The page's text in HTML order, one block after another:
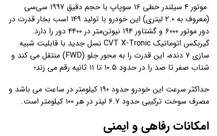
موتور ۴ سیلندر خطی ۱۶ سوپاپ با حجم دقیق ۱۹۹۷ سی‌سی
(معروف به ۲.۰ لیتری) این خودرو با تولید ۱۴۹ اسب بخار قدرت در
دور موتور ۶۰۰۰ و گشتاور ۱۹۴ نیوتن‌متر در ۴۴۰۰ دور را دارد.
گیربکس اتوماتیک CVT X-Tronic نسل جدید با قابلیت شبیه
‌سازی ۷ دنده، این قدرت را به محور جلو (FWD) منتقل می ‌کند و
شتاب صفر تا صد را در حدود ۱۰.۵ تا ۱۱ ثانیه رقم می ‌زند؛
حداکثر سرعت این خودرو حدود ۱۹۰ کیلومتر در ساعت می باشد و
مصرف سوخت ترکیبی حدود ۶.۷ لیتر در هر ۱۰۰ کیلومتر است.
امکانات رفاهی و ایمنی